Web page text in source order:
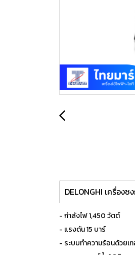
DELONGHI เครื่อง
- กำลังไฟ 1,450 วัตต์
- แรงดัน 15 บาร์
- ระบบทำความร้อนด้วยเ